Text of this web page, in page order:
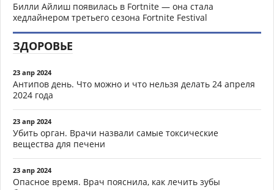
Билли Айлиш появилась в Fortnite — она стала
хедлайнером третьего сезона Fortnite Festival
ЗДОРОВЬЕ
23 апр 2024
Антипов день. Что можно и что нельзя делать 24 апреля
2024 года
23 апр 2024
Убить орган. Врачи назвали самые токсические
вещества для печени
23 апр 2024
Опасное время. Врач пояснила, как лечить зубы